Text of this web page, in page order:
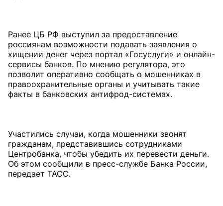
Ранее ЦБ РФ выступил за предоставление
россиянам возможности подавать заявления о
хищении денег через портал «Госуслуги» и онлайн-
сервисы банков. По мнению регулятора, это
позволит оперативно сообщать о мошенниках в
правоохранительные органы и учитывать такие
факты в банковских антифрод-системах.
Участились случаи, когда мошенники звонят
гражданам, представившись сотрудниками
Центробанка, чтобы убедить их перевести деньги.
Об этом сообщили в пресс-службе Банка России,
передает ТАСС.